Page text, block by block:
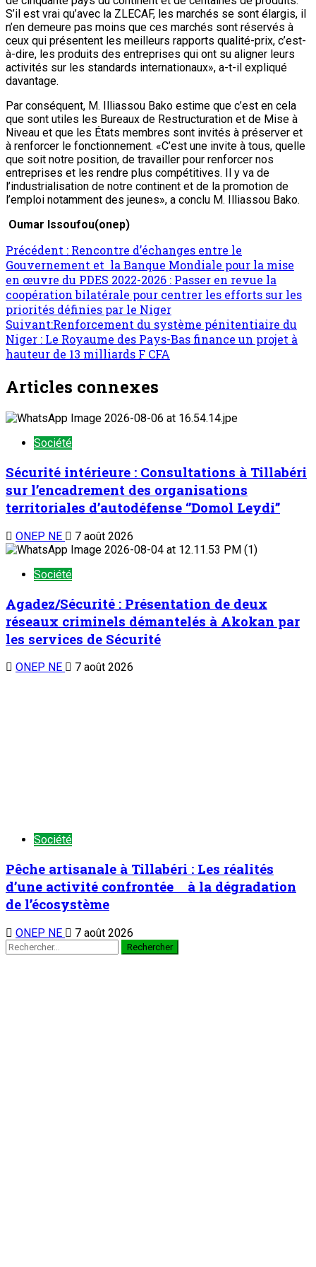
S’il est vrai qu’avec la ZLECAF, les marchés se sont élargis, il
n’en demeure pas moins que ces marchés sont réservés à
ceux qui présentent les meilleurs rapports qualité-prix, c’est-
à-dire, les produits des entreprises qui ont su aligner leurs
activités sur les standards internationaux», a-t-il expliqué
davantage.
Par conséquent, M. Illiassou Bako estime que c’est en cela
que sont utiles les Bureaux de Restructuration et de Mise à
Niveau et que les États membres sont invités à préserver et
à renforcer le fonctionnement. «C’est une invite à tous, quelle
que soit notre position, de travailler pour renforcer nos
entreprises et les rendre plus compétitives. Il y va de
l’industrialisation de notre continent et de la promotion de
l’emploi notamment des jeunes», a conclu M. Illiassou Bako.
Oumar Issoufou(onep)
Navigation
d’article
Précédent : Rencontre d’échanges entre le
Gouvernement et la Banque Mondiale pour la mise
en œuvre du PDES 2022-2026 : Passer en revue la
coopération bilatérale pour centrer les efforts sur les
priorités définies par le Niger
Suivant:Renforcement du système pénitentiaire du
Niger : Le Royaume des Pays-Bas finance un projet à
hauteur de 13 milliards F CFA
Articles connexes
Société
Sécurité intérieure : Consultations à Tillabéri
sur l’encadrement des organisations
territoriales d’autodéfense ‘’Domol Leydi’’
ONEP NE 7 août 2026
Société
Agadez/Sécurité : Présentation de deux
réseaux criminels démantelés à Akokan par
les services de Sécurité
ONEP NE 7 août 2026
Société
Pêche artisanale à Tillabéri : Les réalités
d’une activité confrontée à la dégradation
de l’écosystème
ONEP NE
7 août 2026
Rechercher :